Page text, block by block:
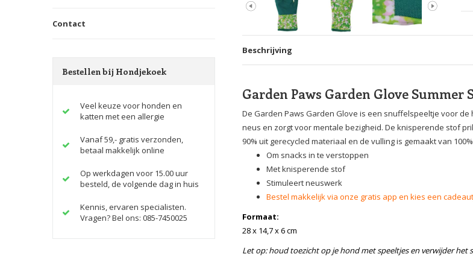
Contact
Bestellen bij Hondjekoek
Veel keuze voor honden en
katten met een allergie
Vanaf 59,- gratis verzonden,
betaal makkelijk online
Op werkdagen voor 15.00 uur
besteld, de volgende dag in huis
Kennis, ervaren specialisten.
Vragen? Bel ons: 085-7450025
Beschrijving
Garden Paws Garden Glove Summer
De Garden Paws Garden Glove is een snuffelspeeltje voor
neus en zorgt voor mentale bezigheid. De knisperende stof
90% uit gerecycled materiaal en de vulling is gemaakt van
Om snacks in te verstoppen
Met knisperende stof
Stimuleert neuswerk
Bestel makkelijk via onze gratis app en kies een
Formaat:
28 x 14,7 x 6 cm
Let op: houd toezicht op je hond met speeltjes en verwijder het